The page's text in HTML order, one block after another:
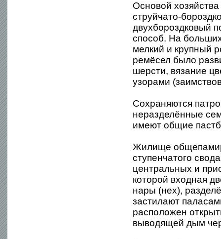
Основой
струйчато-
двухбороздковый
способ. На
мелкий и крупный
ремёсел было
шерсти, вязание
узорами
Сохраняются
неразделённые
имеют общие
Жилище
ступенчатого
центральных и
которой входная
нары (нех),
застилают
расположен
выводящей дым